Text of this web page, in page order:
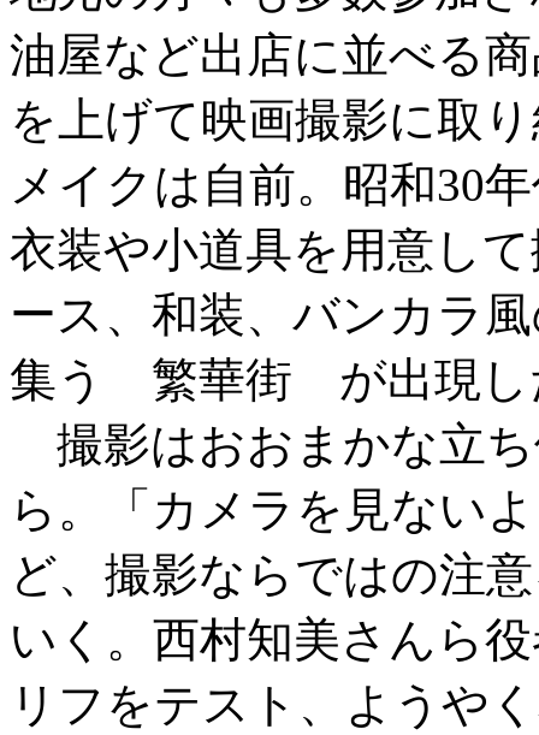
油屋など出店に並べる
を上げて映画撮影に取
メイクは自前。昭和30
衣装や小道具を用意し
ース、和装、バンカラ
集う 繁華街 が出現し
撮影はおおまかな立
ら。「カメラを見ない
ど、撮影ならではの注
いく。西村知美さんら
リフをテスト、ようや